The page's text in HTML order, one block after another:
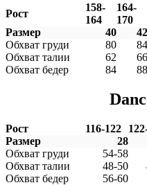
Рост
158-
164
164-
170
Размер
40 42
Обхват груди
80 84
Обхват талии
62 66
Обхват бедер
84 88
Рост 116-122
Размер
28
Обхват груди
54-58
Обхват талии
48-50
Обхват бедер
56-60